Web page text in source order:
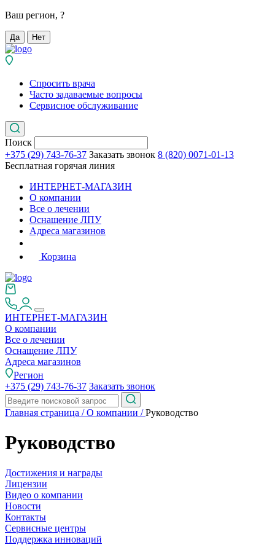
Ваш регион, ?
Да Нет
Спросить врача
Часто задаваемые вопросы
Сервисное обслуживание
Поиск
+375 (29) 743-76-37 Заказать звонок 8 (820) 0071-01-13
Бесплатная горячая линия
ИНТЕРНЕТ-МАГАЗИН
О компании
Все о лечении
Оснащение ЛПУ
Адреса магазинов
Корзина
ИНТЕРНЕТ-МАГАЗИН
О компании
Все о лечении
Оснащение ЛПУ
Адреса магазинов
Регион
+375 (29) 743-76-37 Заказать звонок
Главная страница /О компании /Руководство
Руководство
Достижения и награды
Лицензии
Видео о компании
Новости
Контакты
Сервисные центры
Поддержка инноваций